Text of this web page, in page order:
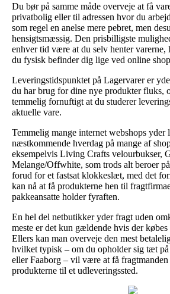
Du bør på samme måde overveje at få
privatbolig eller til adressen hvor du
som regel en anelse mere pebret, men
hensigtsmæssig. Den prisbilligste
enhver tid være at du selv henter varerne,
du fysisk befinder dig lige ved online
Leveringstidspunktet på Lagervarer er
du har brug for dine nye produkter fluks,
temmelig fornuftigt at du studerer
aktuelle vare.
Temmelig mange internet webshops yder
næstkommende hverdag på mange af
eksempelvis Living Crafts velourbukser,
Melange/Offwhite, som trods alt beroer
forud for et fastsat klokkeslæt, med det
kan nå at få produkterne hen til
pakkeansatte holder fyraften.
En hel del netbutikker yder fragt uden
meste er det kun gældende hvis der
Ellers kan man overveje den mest
hvilket typisk – om du opholder sig tæt
eller Faaborg – vil være at få
produkterne til et udleveringssted.